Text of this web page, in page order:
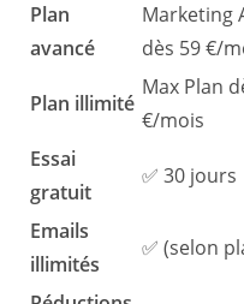
Plan
avancé
Marketing
dès 59 €/
Plan illimité
Max Plan
€/mois
Essai
gratuit
✅ 30 jours
Emails
illimités
✅ (selon